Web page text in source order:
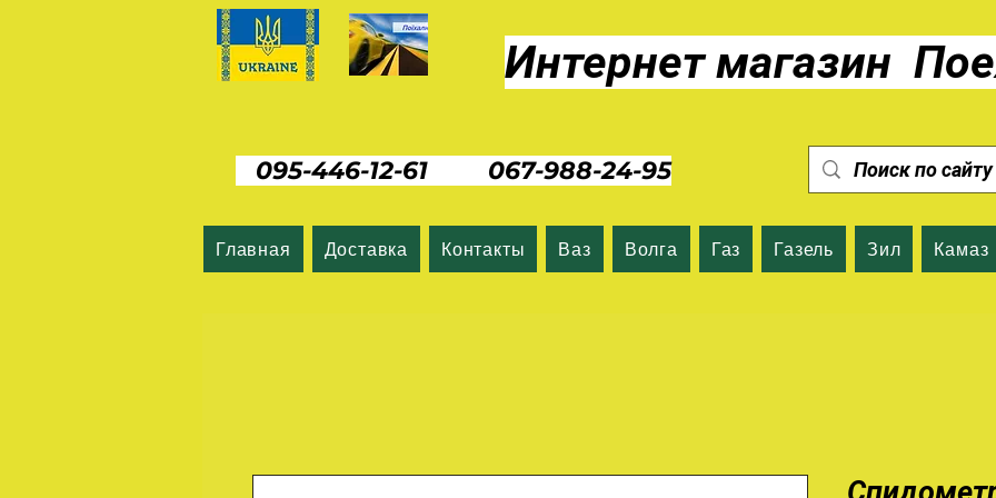
Интернет магазин
095-446-12-61 067-988-24-95
Главная Доставка Контакты Ваз Волга Газ Газель Зил Камаз